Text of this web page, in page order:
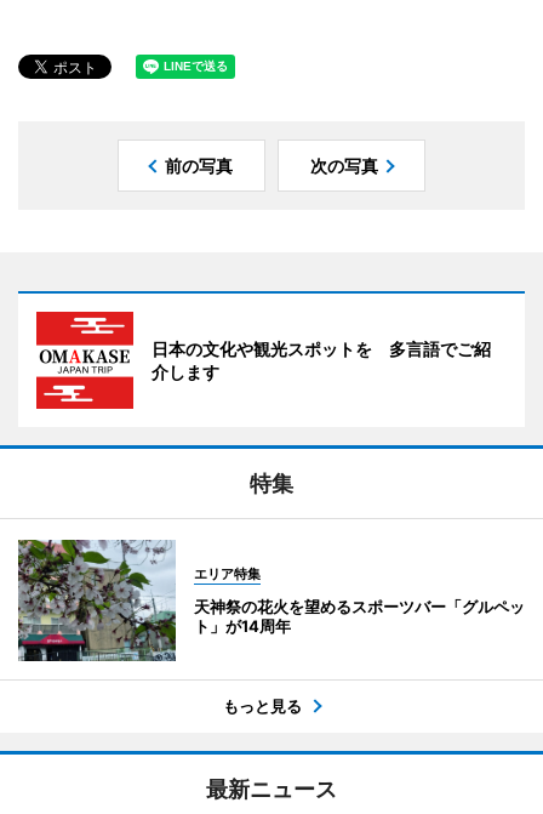
前の写真 次の写真
日本の文化や観光スポットを 多言語でご紹
介します
特集
エリア特集
天神祭の花火を望めるスポーツバー「グルペッ
ト」が14周年
もっと見る
最新ニュース